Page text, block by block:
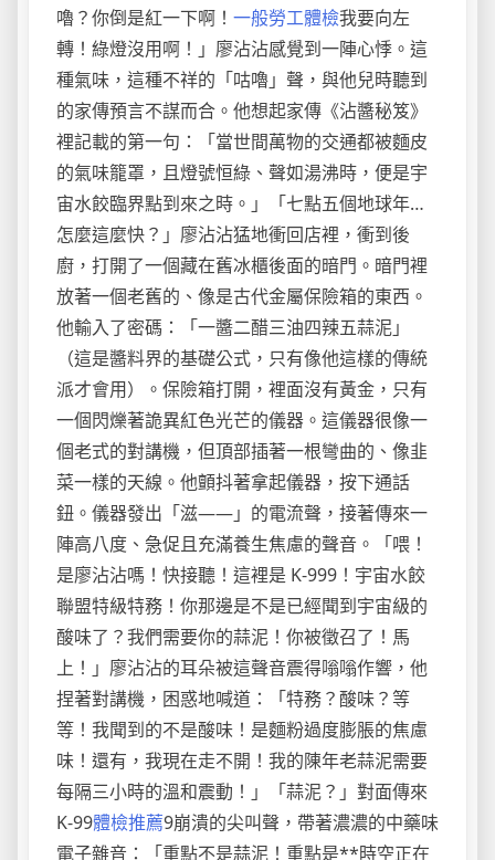
嚕？你倒是紅一下啊！ 一般勞工體檢我要向左
轉！綠燈沒用啊！」廖沾沾感覺到一陣心悸。這
種氣味，這種不祥的「咕嚕」聲，與他兒時聽到
的家傳預言不謀而合。他想起家傳《沾醬秘笈》
裡記載的第一句：「當世間萬物的交通都被麵皮
的氣味籠罩，且燈號恒綠、聲如湯沸時，便是宇
宙水餃臨界點到來之時。」「七點五個地球年…
怎麼這麼快？」廖沾沾猛地衝回店裡，衝到後
廚，打開了一個藏在舊冰櫃後面的暗門。暗門裡
放著一個老舊的、像是古代金屬保險箱的東西。
他輸入了密碼：「一醬二醋三油四辣五蒜泥」
（這是醬料界的基礎公式，只有像他這樣的傳統
派才會用）。保險箱打開，裡面沒有黃金，只有
一個閃爍著詭異紅色光芒的儀器。這儀器很像一
個老式的對講機，但頂部插著一根彎曲的、像韭
菜一樣的天線。他顫抖著拿起儀器，按下通話
鈕。儀器發出「滋——」的電流聲，接著傳來一
陣高八度、急促且充滿養生焦慮的聲音。「喂！
是廖沾沾嗎！快接聽！這裡是 K-999！宇宙水餃
聯盟特級特務！你那邊是不是已經聞到宇宙級的
酸味了？我們需要你的蒜泥！你被徵召了！馬
上！」廖沾沾的耳朵被這聲音震得嗡嗡作響，他
捏著對講機，困惑地喊道：「特務？酸味？等
等！我聞到的不是酸味！是麵粉過度膨脹的焦慮
味！還有，我現在走不開！我的陳年老蒜泥需要
每隔三小時的溫和震動！」「蒜泥？」對面傳來
K-99體檢推薦9崩潰的尖叫聲，帶著濃濃的中藥味
電子雜音：「重點不是蒜泥！重點是**時空正在